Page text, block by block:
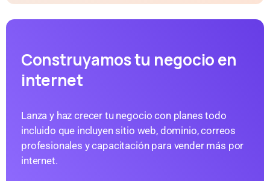
Construyamos tu negocio en
internet
Lanza y haz crecer tu negocio con planes todo
incluido que incluyen sitio web, dominio, correos
profesionales y capacitación para vender más por
internet.